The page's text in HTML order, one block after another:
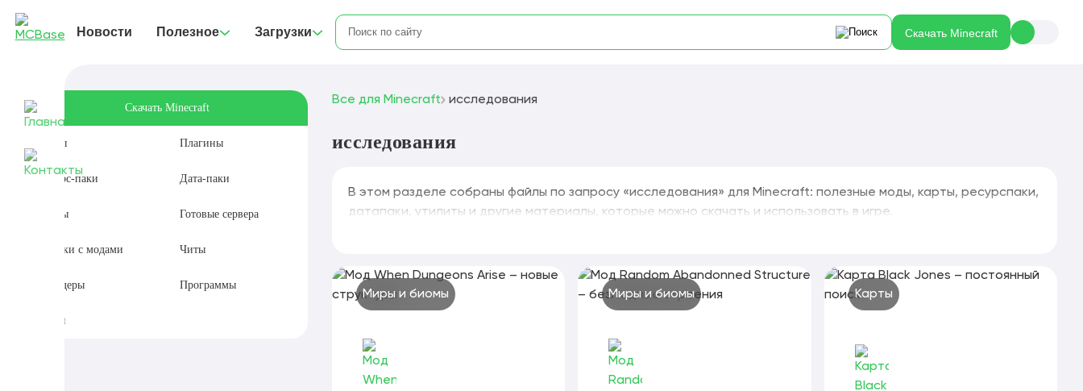
Новости Полезное Загрузки Скачать Minecraft
Скачать Minecraft
Моды Плагины
Ресурс-паки Дата-паки
Карты Готовые сервера
Сборки с модами Читы
Шейдеры Программы
Сиды
Все для Minecraft исследования
исследования
В этом разделе собраны файлы по запросу «исследования» для Minecraft: полезные моды, карты, ресурспаки,
датапаки, утилиты и другие материалы, которые можно скачать и использовать в игре.
Миры и биомы Миры и биомы Карты